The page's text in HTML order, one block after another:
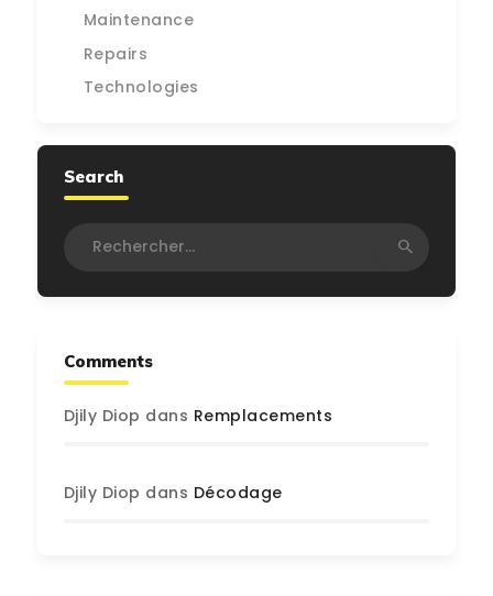
Maintenance
Repairs
Technologies
Search
Comments
Djily Diop dans Remplacements
Djily Diop dans Décodage